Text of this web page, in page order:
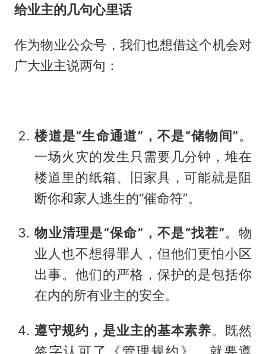
给业主的几句心里话
作为物业公众号，我们也想借这个机会对
广大业主说两句：
楼道是“生命通道”，不是“储物间”。
一场火灾的发生只需要几分钟，堆在
楼道里的纸箱、旧家具，可能就是阻
断你和家人逃生的“催命符”。
物业清理是“保命”，不是“找茬”。物
业人也不想得罪人，但他们更怕小区
出事。他们的严格，保护的是包括你
在内的所有业主的安全。
遵守规约，是业主的基本素养。既然